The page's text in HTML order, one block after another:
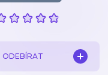
ODEBÍRAT